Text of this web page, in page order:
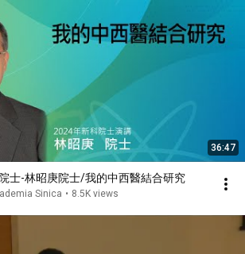
36:47
士-林昭庚院士/我的中西醫結合研究
Sinica • 8.5K views